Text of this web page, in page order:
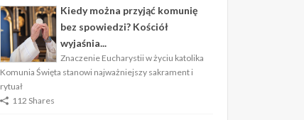
Kiedy można przyjąć komunię
bez spowiedzi? Kościół
wyjaśnia...
Znaczenie Eucharystii w życiu katolika
Komunia Święta stanowi najważniejszy sakrament i
rytuał
112 Shares